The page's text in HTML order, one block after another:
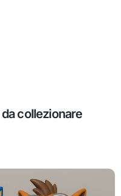
collezionare